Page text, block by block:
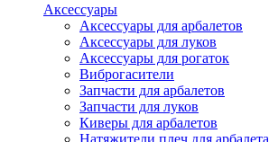
Аксессуары
Аксессуары для арбалетов
Аксессуары для луков
Аксессуары для рогаток
Виброгасители
Запчасти для арбалетов
Запчасти для луков
Киверы для арбалетов
Натяжители плеч для арбалета